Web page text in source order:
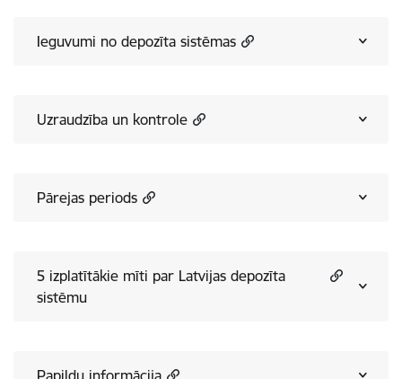
Ieguvumi no depozīta sistēmas
Uzraudzība un kontrole
Pārejas periods
5 izplatītākie mīti par Latvijas depozīta
sistēmu
Papildu informācija